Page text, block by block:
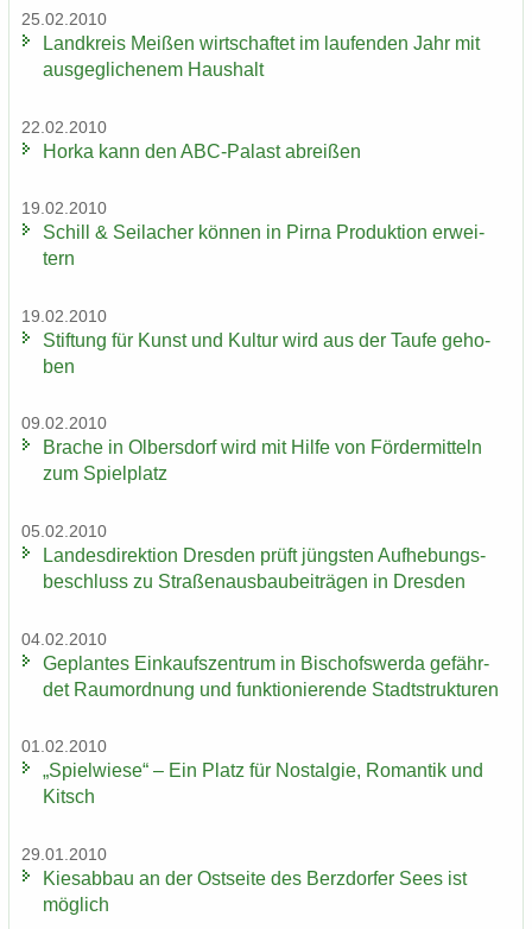
25.02.2010
Land­kreis Mei­ßen wirt­schaf­tet im lau­fen­den Jahr mit
aus­ge­gli­che­nem Haus­halt
22.02.2010
Horka kann den ABC-​Palast ab­rei­ßen
19.02.2010
Schill & Seil­a­cher kön­nen in Pirna Pro­duk­ti­on er­wei­
tern
19.02.2010
Stif­tung für Kunst und Kul­tur wird aus der Taufe ge­ho­
ben
09.02.2010
Bra­che in Ol­bers­dorf wird mit Hilfe von För­der­mit­teln
zum Spiel­platz
05.02.2010
Lan­des­di­rek­ti­on Dres­den prüft jüngs­ten Auf­he­bungs­
be­schluss zu Stra­ßen­aus­bau­bei­trä­gen in Dres­den
04.02.2010
Ge­plan­tes Ein­kaufs­zen­trum in Bi­schofs­wer­da ge­fähr­
det Raum­ord­nung und funk­tio­nie­ren­de Stadt­struk­tu­ren
01.02.2010
„Spiel­wie­se“ – Ein Platz für Nost­al­gie, Ro­man­tik und
Kitsch
29.01.2010
Kies­ab­bau an der Ost­sei­te des Berz­dor­fer Sees ist
mög­lich